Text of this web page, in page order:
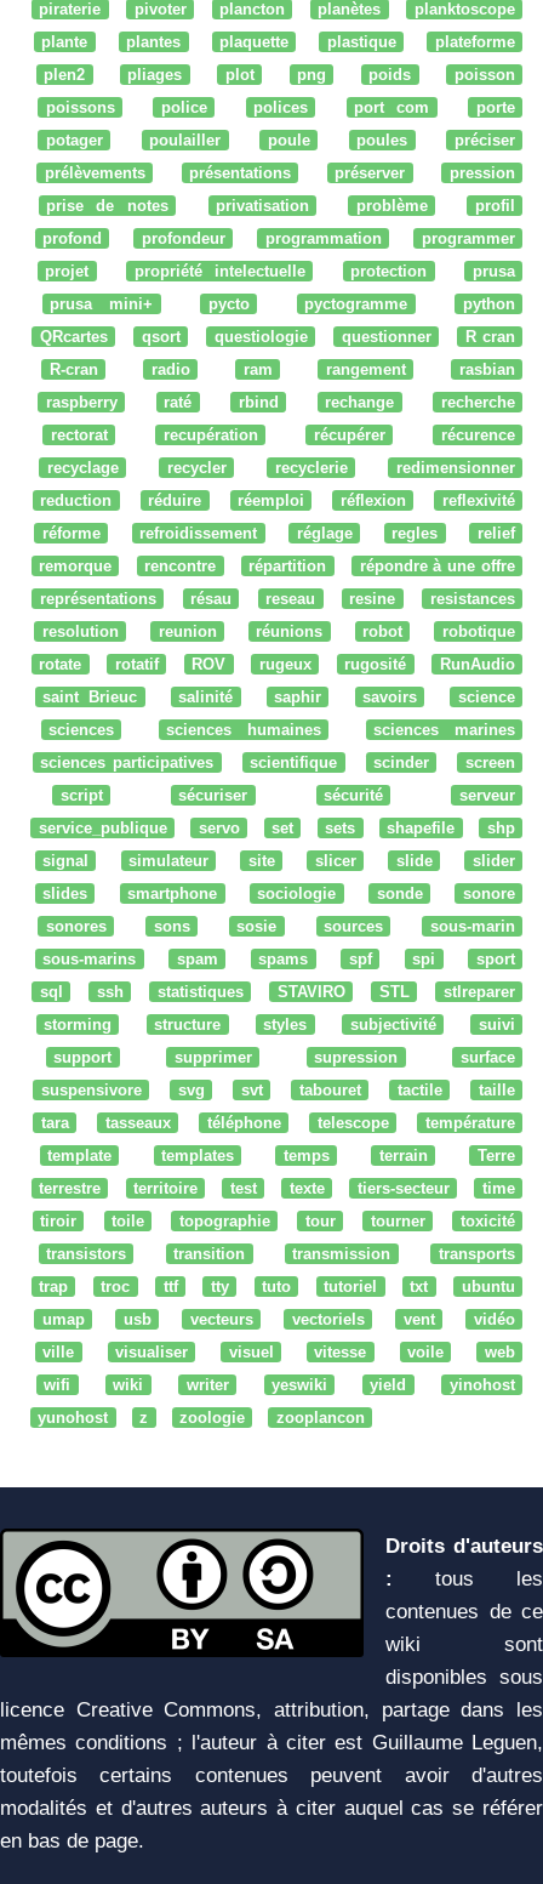
piraterie
pivoter plancton planètes
planktoscope
plante
plantes plaquette plastique
plateforme
plen2
pliages plot png poids
poisson
poissons
police polices port com
porte
potager
poulailler poule poules
préciser
prélèvements
présentations préserver
pression
prise de notes
privatisation problème
profil
profond
profondeur programmation
programmer
projet
propriété intelectuelle protection
prusa
prusa mini+
pycto pyctogramme
python
QRcartes
qsort questiologie questionner
R cran
R-cran
radio ram rangement
rasbian
raspberry
raté rbind rechange
recherche
rectorat
recupération récupérer
récurence
recyclage
recycler recyclerie
redimensionner
reduction
réduire réemploi réflexion
reflexivité
réforme
refroidissement réglage regles
relief
remorque
rencontre répartition
répondre à une offre
représentations
résau reseau resine
resistances
resolution
reunion réunions robot
robotique
rotate
rotatif ROV rugeux rugosité
RunAudio
saint Brieuc
salinité saphir savoirs
science
sciences
sciences humaines
sciences marines
sciences participatives
scientifique scinder
screen
script
sécuriser sécurité
serveur
service_publique
servo set sets shapefile
shp
signal
simulateur site slicer slide
slider
slides
smartphone sociologie sonde
sonore
sonores
sons sosie sources
sous-marin
sous-marins
spam spams spf spi
sport
sql
ssh statistiques STAVIRO STL
stlreparer
storming
structure styles subjectivité
suivi
support
supprimer supression
surface
suspensivore
svg svt tabouret tactile
taille
tara
tasseaux téléphone telescope
température
template
templates temps terrain
Terre
terrestre
territoire test texte tiers-secteur
time
tiroir
toile topographie tour tourner
toxicité
transistors
transition transmission
transports
trap
troc ttf tty tuto tutoriel txt
ubuntu
umap
usb vecteurs vectoriels vent
vidéo
ville
visualiser visuel vitesse voile
web
wifi
wiki writer yeswiki yield
yinohost
yunohost
z zoologie zooplancon
Droits d'auteurs
:
tous les
contenues de ce
wiki sont
disponibles sous
licence Creative Commons, attribution, partage dans les
mêmes conditions ; l'auteur à citer est Guillaume Leguen,
toutefois certains contenues peuvent avoir d'autres
modalités et d'autres auteurs à citer auquel cas se référer
en bas de page.